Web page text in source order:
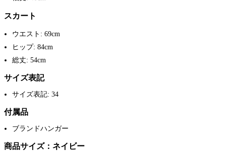
スカート
ウエスト: 69cm
ヒップ: 84cm
総丈: 54cm
サイズ表記
サイズ表記: 34
付属品
ブランドハンガー
商品サイズ：ネイビー